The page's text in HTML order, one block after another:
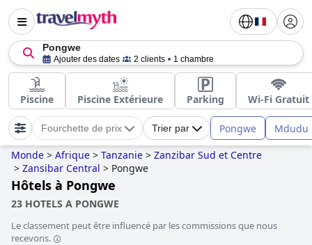
Pongwe
Ajouter des dates 2 clients 1 chambre
Piscine Piscine Extérieure Parking Wi-Fi Gratuit
Fourchette de prix Trier par Pongwe Mdudu
Monde > Afrique > Tanzanie > Zanzibar Sud et Centre
> Zansibar Central > Pongwe
Hôtels à Pongwe
23 HOTELS A PONGWE
Le classement peut être influencé par les commissions que nous
recevons.